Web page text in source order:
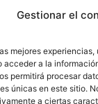
Gestionar el
mejores
acceder a la
permitirá procesar
únicas en este sitio.
a ciertas
de los